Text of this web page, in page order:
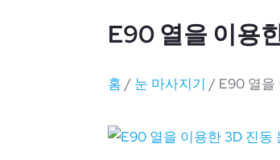
E90 열을 이용
홈 / 눈 마사지기 / E90 열을